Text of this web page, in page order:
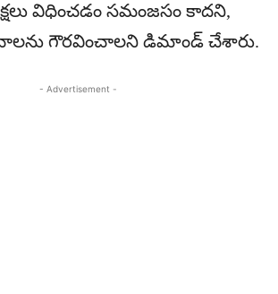
విధించడం సమంజసం కాదని,
గౌరవించాలని డిమాండ్ చేశారు.
- Advertisement -